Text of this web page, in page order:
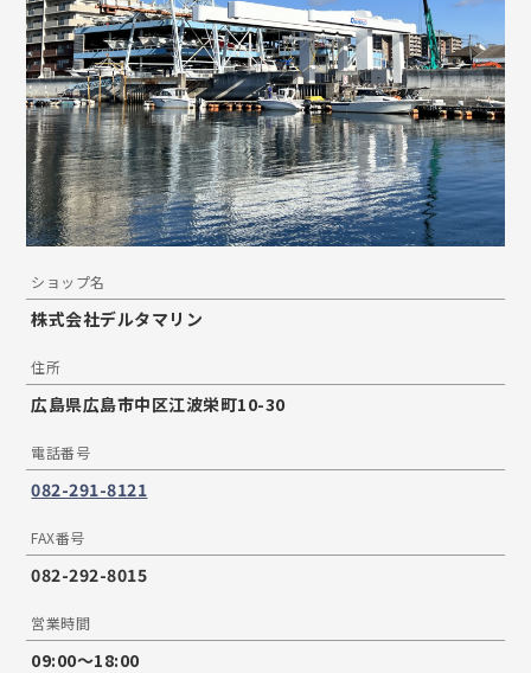
ショップ名
株式会社デルタマリン
住所
広島県広島市中区江波栄町10-30
電話番号
082-291-8121
FAX番号
082-292-8015
営業時間
09:00〜18:00